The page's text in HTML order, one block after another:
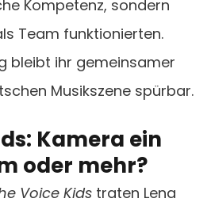
Kompetenz, sondern
Team funktionierten.
bleibt ihr gemeinsamer
Musikszene spürbar.
Kamera ein
oder mehr?
Voice Kids traten Lena